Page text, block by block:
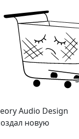
Audio Design
новую